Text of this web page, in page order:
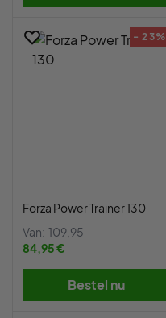
- 23%
Forza Power Trainer 130
Van: 109,95
84,95 €
Bestel nu